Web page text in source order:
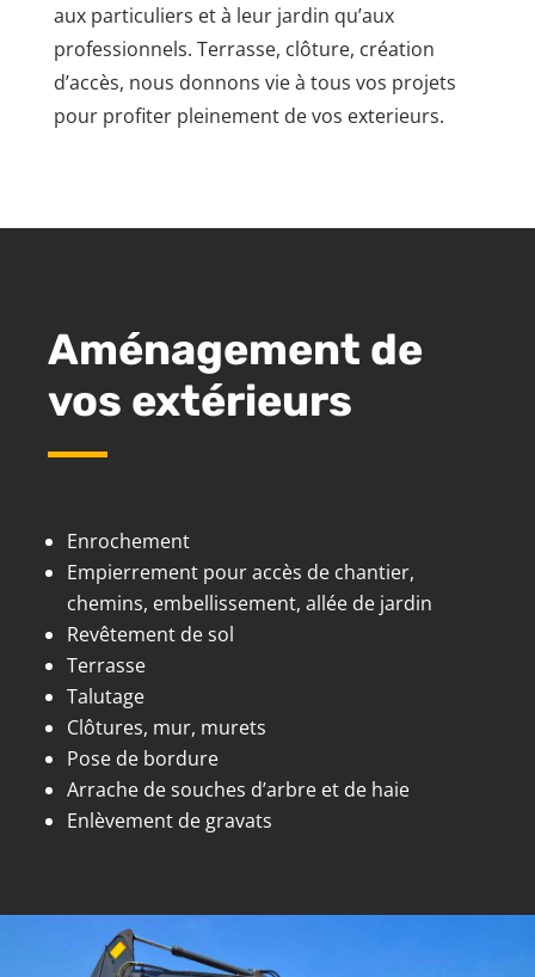
aux particuliers et à leur jardin qu’aux
professionnels. Terrasse, clôture, création
d’accès, nous donnons vie à tous vos projets
pour profiter pleinement de vos exterieurs.
Aménagement de
vos extérieurs
Enrochement
Empierrement pour accès de chantier,
chemins, embellissement, allée de jardin
Revêtement de sol
Terrasse
Talutage
Clôtures, mur, murets
Pose de bordure
Arrache de souches d’arbre et de haie
Enlèvement de gravats